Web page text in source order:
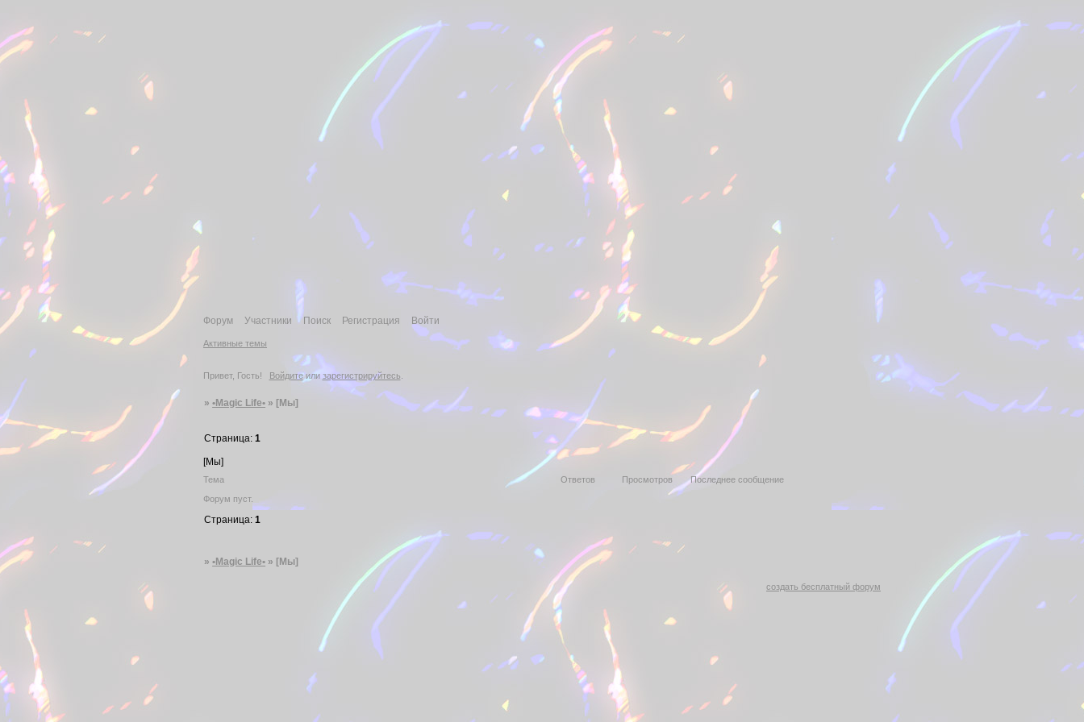
Форум Участники Поиск Регистрация Войти
Активные темы
Привет, Гость! Войдитеили зарегистрируйтесь
»•Magic Life• » [Мы]
[Мы]
Страница:1
Тема Ответов Просмотров
Последнее сообщение
Форум пуст.
Страница:1
»•Magic Life• » [Мы]
создать бесплатный форум